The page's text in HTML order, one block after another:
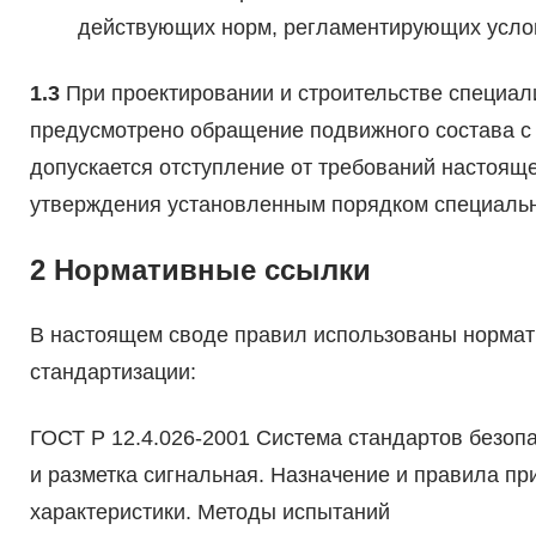
действующих норм, регламентирующих
1.3При проектировании и строительстве
предусмотрено обращение подвижного состава
допускается отступление от требований
утверждения установленным порядком
2 Нормативные ссылки
В настоящем своде правил использованы
стандартизации:
ГОСТ Р 12.4.026-2001 Система стандартов
и разметка сигнальная. Назначение и правила
характеристики. Методы испытаний